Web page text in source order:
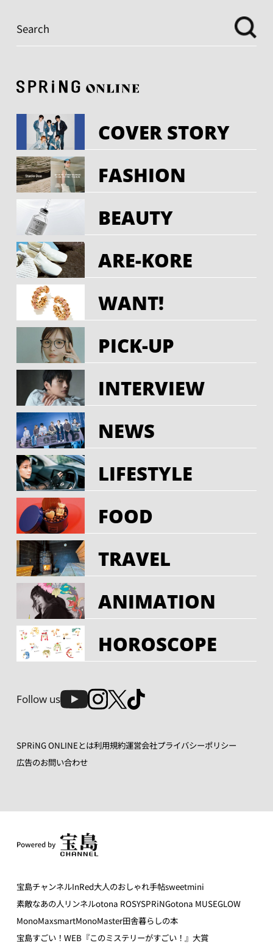
Follow us
SPRiNG ONLINEとは利用規約運営会社プライバシーポリシー
広告のお問い合わせ
COVER STORY
FASHION
BEAUTY
ARE-KORE
WANT!
PICK-UP
INTERVIEW
NEWS
LIFESTYLE
FOOD
TRAVEL
ANIMATION
HOROSCOPE
宝島チャンネルInRed大人のおしゃれ手帖sweetmini
素敵なあの人 リンネルotona ROSYSPRiNGotona MUSEGLOW
MonoMaxsmartMonoMaster田舎暮らしの本
宝島すごい！WEB『このミステリーがすごい！』大賞